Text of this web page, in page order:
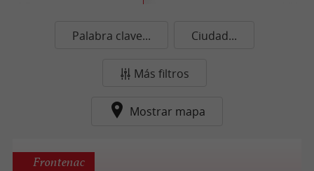
Palabra clave... Ciudad...
Más filtros
Mostrar mapa
Frontenac